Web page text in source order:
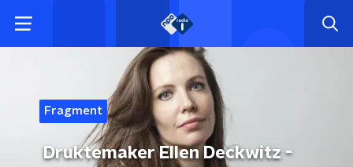
Fragment
Druktemaker Ellen Deckwitz -